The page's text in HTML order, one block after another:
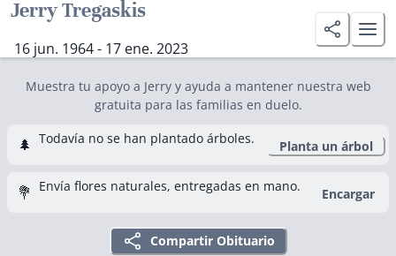
Jerry Tregaskis
16 jun. 1964 - 17 ene. 2023
Muestra tu apoyo a Jerry y ayuda a mantener nuestra web
gratuita para las familias en duelo.
🌲 Todavía no se han plantado árboles. Planta un árbol
💐 Envía flores naturales, entregadas en mano. Encargar
Compartir Obituario